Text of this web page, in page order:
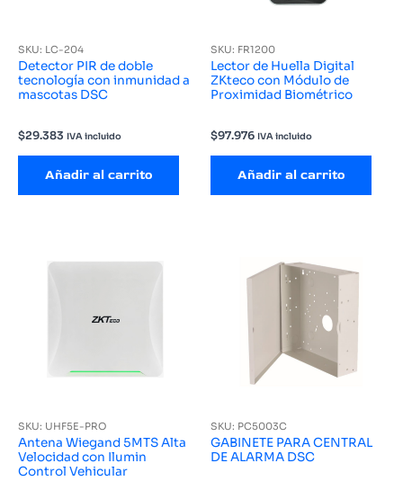
SKU: LC-204
Detector PIR de doble
tecnología con inmunidad a
mascotas DSC
$29.383 IVA incluido
Añadir al carrito
SKU: FR1200
Lector de Huella Digital
ZKteco con Módulo de
Proximidad Biométrico
$97.976 IVA incluido
Añadir al carrito
SKU: UHF5E-PRO
Antena Wiegand 5MTS Alta
Velocidad con Ilumin
Control Vehicular
SKU: PC5003C
GABINETE PARA CENTRAL
DE ALARMA DSC